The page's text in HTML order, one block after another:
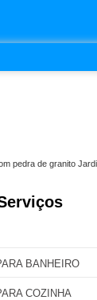
pedra de granito
BANHEIRO
COZINHA